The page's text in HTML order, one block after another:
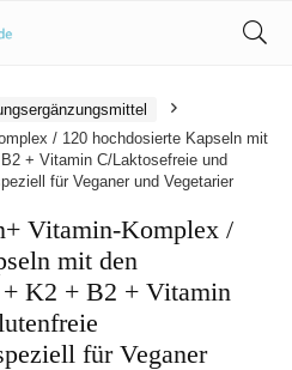
/ 120 hochdosierte Kapseln mit
+ Vitamin C/Laktosefreie und
für Veganer und Vegetarier
Vitamin-Komplex /
mit den
K2 + B2 + Vitamin
für Veganer